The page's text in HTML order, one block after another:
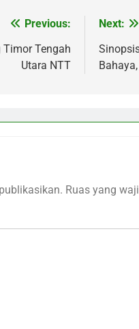
Previous:
Timor Tengah
Utara NTT
Next:
Ruas yang